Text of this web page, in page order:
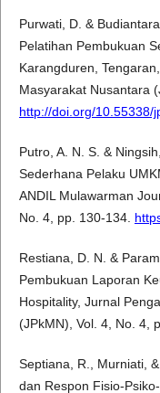
Purwati, D. &
Pelatihan Pembukuan
Karangduren,
Masyarakat Nusantara
http://doi.org/10.55338/
Putro, A. N. S. &
Sederhana Pelaku
ANDIL Mulawarman
No. 4, pp. 130-134.
Restiana, D. N. &
Pembukuan Laporan
Hospitality, Jurnal
(JPkMN), Vol. 4, No. 4,
Septiana, R., Murniati,
dan Respon Fisio-